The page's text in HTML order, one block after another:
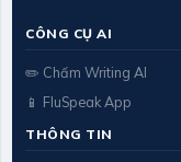
CÔNG CỤ AI
✏️ Chấm Writing AI
📱 FluSpeak App
THÔNG TIN